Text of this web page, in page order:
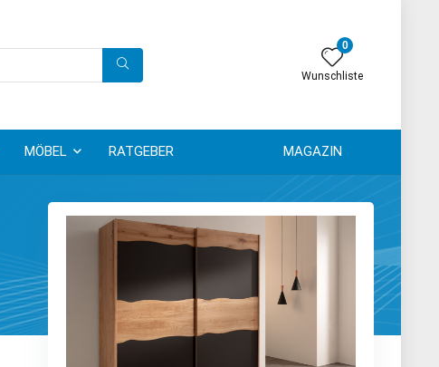
0
Wunschliste
MÖBEL RATGEBER MAGAZIN